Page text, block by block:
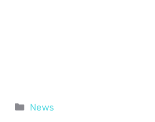
Categorie
News